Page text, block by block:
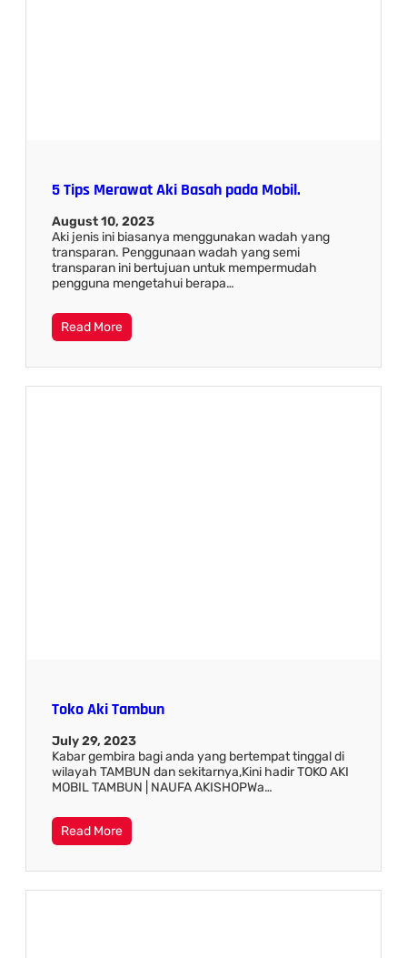
5 Tips Merawat Aki Basah pada Mobil.
August 10, 2023
Aki jenis ini biasanya menggunakan wadah yang
transparan. Penggunaan wadah yang semi
transparan ini bertujuan untuk mempermudah
pengguna mengetahui berapa…
Read More
Toko Aki Tambun
July 29, 2023
Kabar gembira bagi anda yang bertempat tinggal di
wilayah TAMBUN dan sekitarnya,Kini hadir TOKO AKI
MOBIL TAMBUN | NAUFA AKISHOPWa…
Read More